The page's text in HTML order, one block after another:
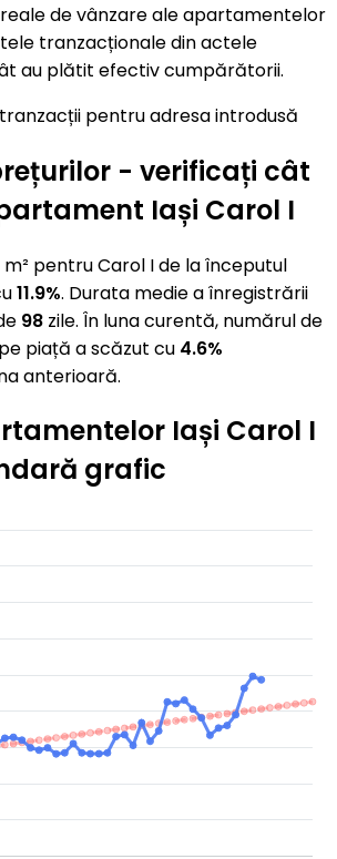
de vânzare ale apartamentelor
tranzacționale din actele
au plătit efectiv cumpărătorii.
pentru adresa introdusă
- verificați cât
Iași Carol I
pentru Carol I de la începutul
11.9%. Durata medie a înregistrării
98 zile. În luna curentă, numărul de
piață a scăzut cu 4.6%
anterioară.
Iași Carol I
grafic